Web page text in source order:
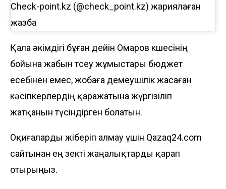
Check-point.kz (@check_point.kz) жариялаған
жазба
Қала әкімдігі бұған дейін Омаров көшесінің
бойына жабын төсеу жұмыстары бюджет
есебінен емес, жобаға демеушілік жасаған
кәсіпкерлердің қаражатына жүргізіліп
жатқанын түсіндірген болатын.
Оқиғаларды жіберіп алмау үшін Qazaq24.com
сайтынан ең өзекті жаңалықтарды қарап
отырыңыз.